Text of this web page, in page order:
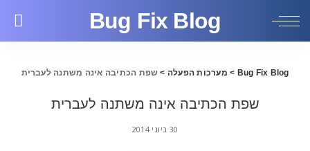
Bug Fix Blog
Bug Fix Blog
> מערכות הפעלה > שפת הכתיבה אינה משתנה לעברית
שפת הכתיבה אינה משתנה לעברית
30 ביוני 2014